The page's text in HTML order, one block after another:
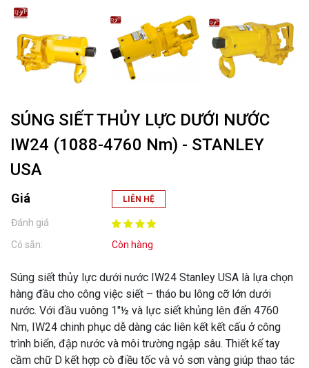
SÚNG SIẾT THỦY LỰC DƯỚI NƯỚC
IW24 (1088-4760 Nm) - STANLEY
USA
Giá LIÊN HỆ
Đánh giá
Có sẵn:
Còn hàng
Súng siết thủy lực dưới nước IW24 Stanley USA là lựa chọn
hàng đầu cho công việc siết – tháo bu lông cỡ lớn dưới
nước. Với đầu vuông 1"½ và lực siết khủng lên đến 4760
Nm, IW24 chinh phục dễ dàng các liên kết kết cấu ở công
trình biển, đập nước và môi trường ngập sâu. Thiết kế tay
cầm chữ D kết hợp cò điều tốc và vỏ sơn vàng giúp thao tác